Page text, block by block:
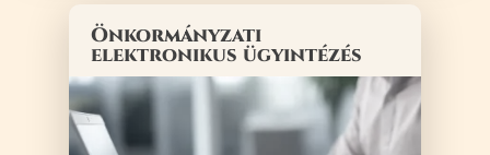
Önkormányzati
elektronikus ügyintézés